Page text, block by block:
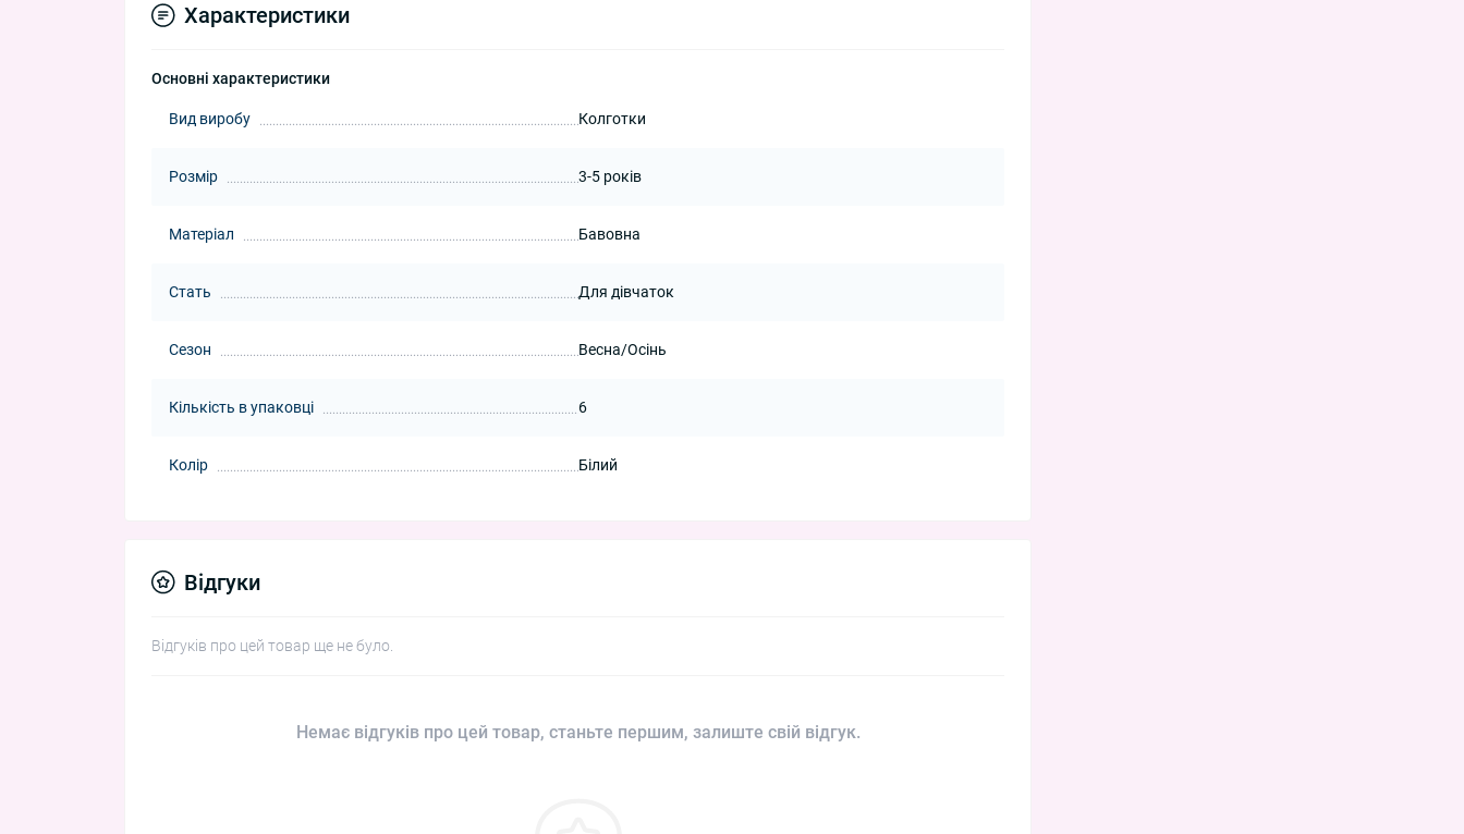
Характеристики
Основні характеристики
Вид виробу Колготки
Розмір 3-5 років
Матеріал Бавовна
Стать Для дівчаток
Сезон Весна/Осінь
Кількість в упаковці 6
Колір Білий
Відгуки
Відгуків про цей товар ще не було.
Немає відгуків про цей товар, станьте першим, залиште свій відгук.